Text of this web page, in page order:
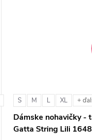
S M L XL +
Dámske nohavičky -
Gatta String Lili 1648